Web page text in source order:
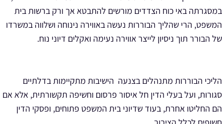
במסגרתה באי כוח הצדדים מורשים להתבטא אך ורק ברשות בית
המשפט, הרי שהליך הבוררות נעשה באווירה נינוחה ושלווה במשרדו
של הבורר תוך ניסיון לייצר אווירה נעימה ואקלים דיוני נוח.
הליכי הבוררות מתנהלים בצנעה הישיבות מתקיימות בדלתיים
סגורות, ועל בעלי הדין חל איסור פרסום וחשיפה תקשורתית, אלא אם
הם החליטו אחרת, בעוד שדיוני בית המשפט פתוחים, ופסקי הדין